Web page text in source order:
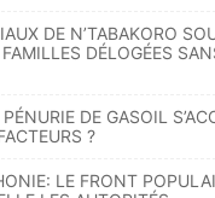
DE N’TABAKORO
DÉLOGÉES
DE GASOIL
?
LE FRONT